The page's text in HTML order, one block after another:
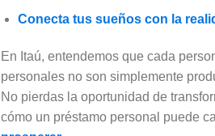
Conecta tus sueños con la
En Itaú, entendemos que cada
personales no son simplemente
No pierdas la oportunidad de
cómo un préstamo personal puede